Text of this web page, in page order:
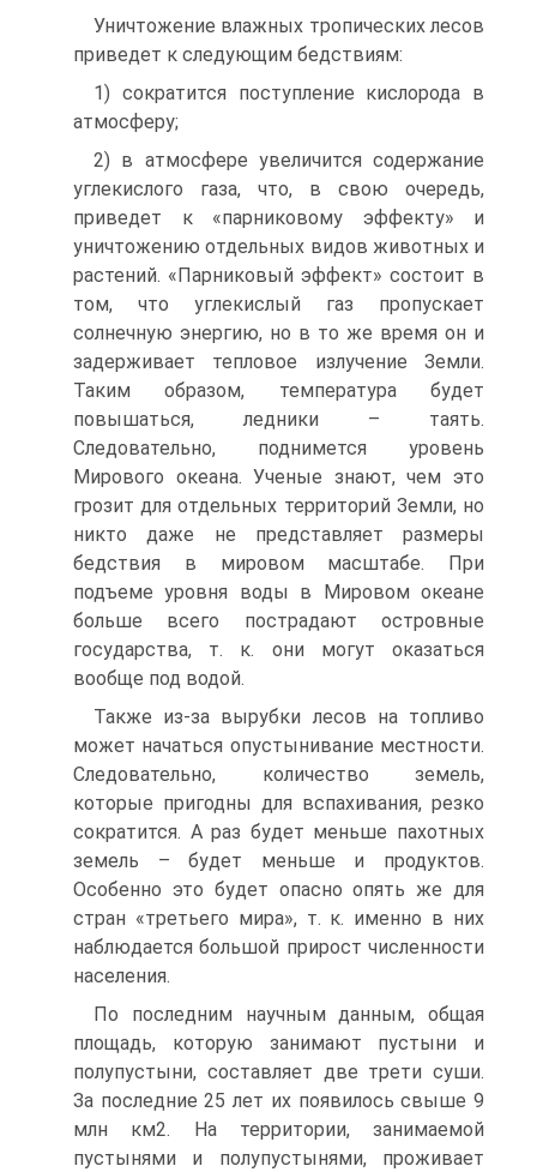
Уничтожение влажных тропических лесов
приведет к следующим бедствиям:
1) сократится поступление кислорода в
атмосферу;
2) в атмосфере увеличится содержание
углекислого газа, что, в свою очередь,
приведет к «парниковому эффекту» и
уничтожению отдельных видов животных и
растений. «Парниковый эффект» состоит в
том, что углекислый газ пропускает
солнечную энергию, но в то же время он и
задерживает тепловое излучение Земли.
Таким образом, температура будет
повышаться, ледники – таять.
Следовательно, поднимется уровень
Мирового океана. Ученые знают, чем это
грозит для отдельных территорий Земли, но
никто даже не представляет размеры
бедствия в мировом масштабе. При
подъеме уровня воды в Мировом океане
больше всего пострадают островные
государства, т. к. они могут оказаться
вообще под водой.
Также из-за вырубки лесов на топливо
может начаться опустынивание местности.
Следовательно, количество земель,
которые пригодны для вспахивания, резко
сократится. А раз будет меньше пахотных
земель – будет меньше и продуктов.
Особенно это будет опасно опять же для
стран «третьего мира», т. к. именно в них
наблюдается большой прирост численности
населения.
По последним научным данным, общая
площадь, которую занимают пустыни и
полупустыни, составляет две трети суши.
За последние 25 лет их появилось свыше 9
млн км2. На территории, занимаемой
пустынями и полупустынями, проживает